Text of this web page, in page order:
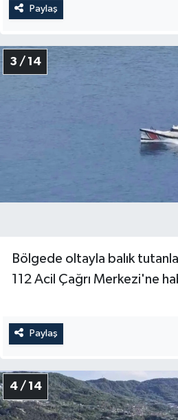
Paylaş
3 / 14
Bölgede oltayla balık
112 Acil Çağrı Merkezi'ne
Paylaş
4 / 14